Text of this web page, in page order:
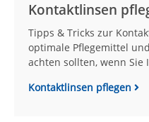
Kontaktlinsen
Tipps & Tricks zur
optimale Pflegemittel
achten sollten, wenn Sie
Kontaktlinsen pflegen